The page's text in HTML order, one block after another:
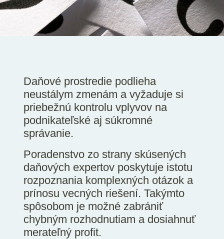
SK
EN DE
Daňové prostredie podlieha
neustálym zmenám a vyžaduje si
priebežnú kontrolu vplyvov na
podnikateľské aj súkromné
správanie.
Poradenstvo zo strany skúsených
daňových expertov poskytuje istotu
rozpoznania komplexných otázok a
prínosu vecných riešení. Takýmto
spôsobom je možné zabrániť
chybným rozhodnutiam a dosiahnuť
merateľný profit.